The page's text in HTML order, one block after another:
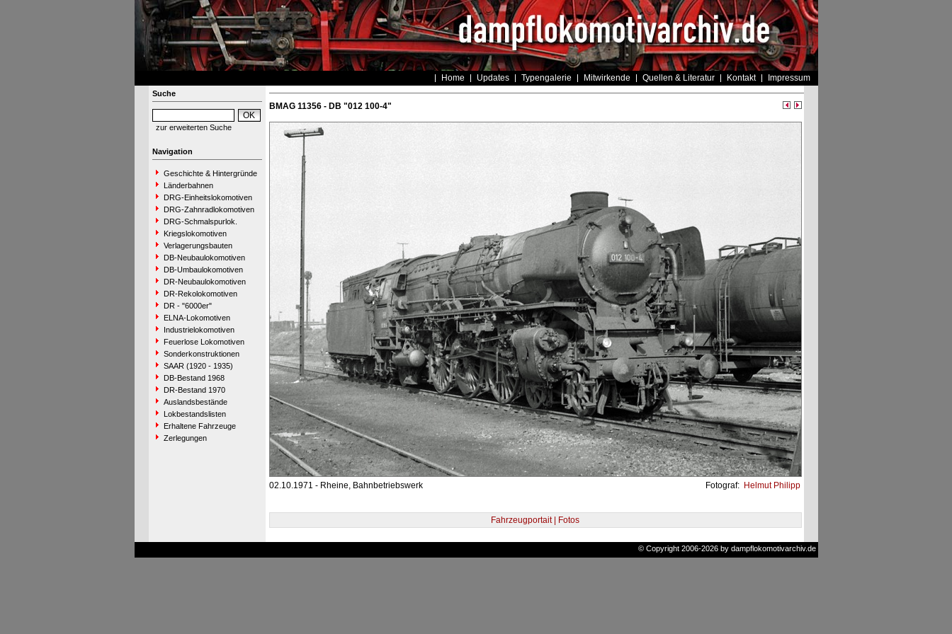
Home Updates Typengalerie Mitwirkende Quellen & Literatur Kontakt Impressum
Suche
zur erweiterten Suche
Navigation
Geschichte & Hintergründe
Länderbahnen
DRG-Einheitslokomotiven
DRG-Zahnradlokomotiven
DRG-Schmalspurlok.
Kriegslokomotiven
Verlagerungsbauten
DB-Neubaulokomotiven
DB-Umbaulokomotiven
DR-Neubaulokomotiven
DR-Rekolokomotiven
DR - "6000er"
ELNA-Lokomotiven
Industrielokomotiven
Feuerlose Lokomotiven
Sonderkonstruktionen
SAAR (1920 - 1935)
DB-Bestand 1968
DR-Bestand 1970
Auslandsbestände
Lokbestandslisten
Erhaltene Fahrzeuge
Zerlegungen
BMAG 11356 - DB "012 100-4"
02.10.1971 - Rheine, Bahnbetriebswerk Fotograf: Helmut Philipp
Fahrzeugportait | Fotos
© Copyright 2006-2026 by dampflokomotivarchiv.de